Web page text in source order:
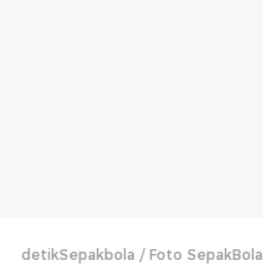
detikSepakbola Foto SepakBola